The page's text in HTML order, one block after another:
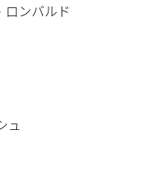
ロンバルド
ュ